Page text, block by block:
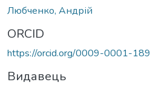
Любченко, Андрій
ORCID
https://orcid.org/0009-0001-
Видавець